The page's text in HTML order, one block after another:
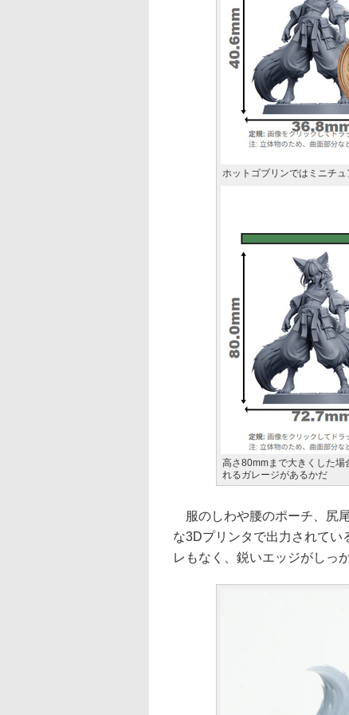
ホットゴブリンではミニチ
高さ80mmまで大きくした場
れるガレージがあるかだ
服のしわや腰のポーチ、尻
な3Dプリンタで出力されてい
レもなく、鋭いエッジがしっ